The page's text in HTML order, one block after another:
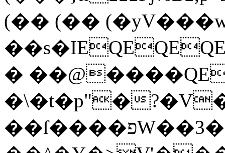
(�� (��
�
�\�t�p"�
��ſ����פW��3�C��?